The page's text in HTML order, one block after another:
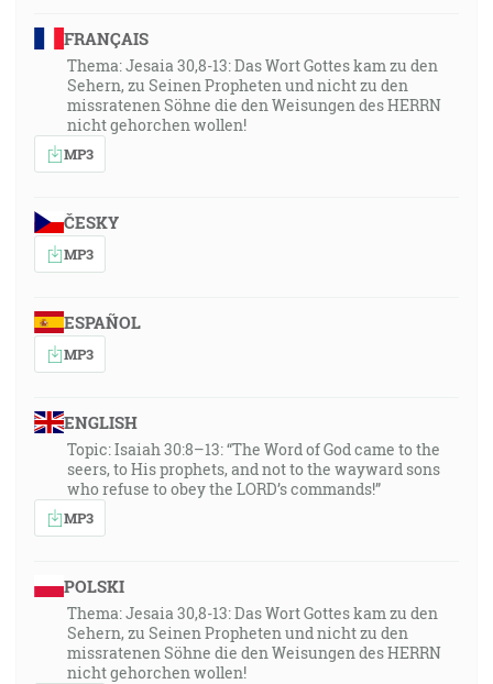
FRANÇAIS
Thema: Jesaia 30,8-13: Das Wort Gottes kam zu den
Sehern, zu Seinen Propheten und nicht zu den
missratenen Söhne die den Weisungen des HERRN
nicht gehorchen wollen!
MP3
ČESKY
MP3
ESPAÑOL
MP3
ENGLISH
Topic: Isaiah 30:8–13: “The Word of God came to the
seers, to His prophets, and not to the wayward sons
who refuse to obey the LORD’s commands!”
MP3
POLSKI
Thema: Jesaia 30,8-13: Das Wort Gottes kam zu den
Sehern, zu Seinen Propheten und nicht zu den
missratenen Söhne die den Weisungen des HERRN
nicht gehorchen wollen!